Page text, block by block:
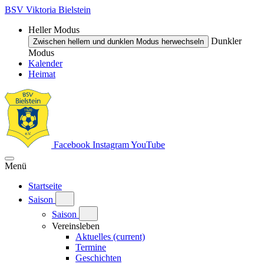
BSV Viktoria Bielstein
Heller Modus
Zwischen hellem und dunklen Modus herwechseln
Dunkler
Modus
Kalender
Heimat
Facebook InstagramYouTube
Menü
Startseite
Saison
Saison
Vereinsleben
Aktuelles (current)
Termine
Geschichten